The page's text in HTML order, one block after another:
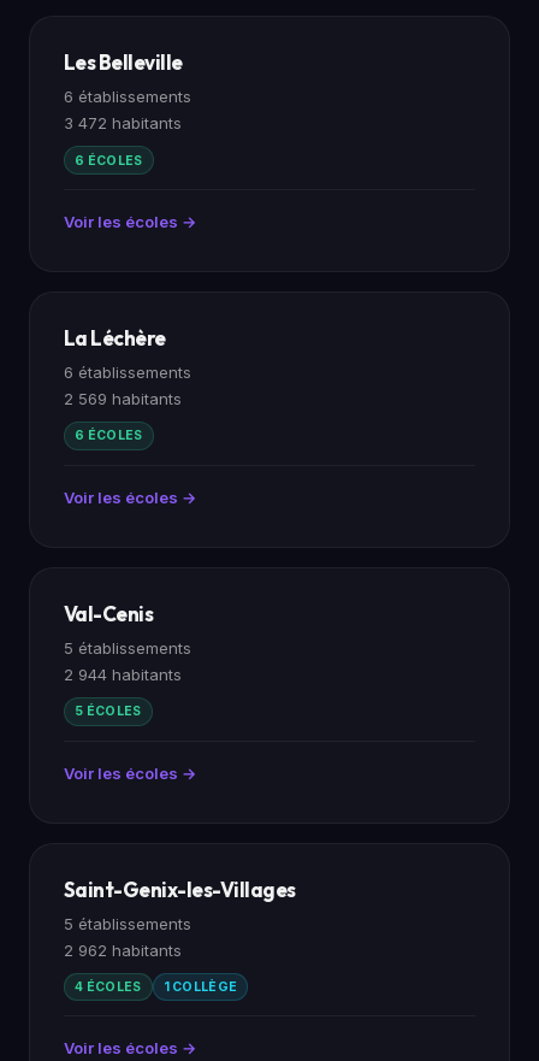
Les Belleville
6 établissements
3 472 habitants
6 ÉCOLES
Voir les écoles →
La Léchère
6 établissements
2 569 habitants
6 ÉCOLES
Voir les écoles →
Val-Cenis
5 établissements
2 944 habitants
5 ÉCOLES
Voir les écoles →
Saint-Genix-les-Villages
5 établissements
2 962 habitants
4 ÉCOLES 1 COLLÈGE
Voir les écoles →